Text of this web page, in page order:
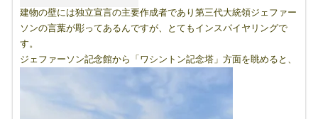
建物の壁には独立宣言の主要作成者であり第三代大統領ジェファー
ソンの言葉が彫ってあるんですが、とてもインスパイヤリングで
す。
ジェファーソン記念館から「ワシントン記念塔」方面を眺めると、